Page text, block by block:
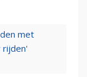
met
rijden'